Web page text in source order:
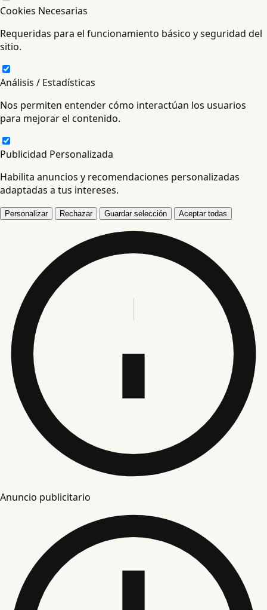
Cookies Necesarias
Requeridas para el funcionamiento básico y seguridad del
sitio.
Análisis / Estadísticas
Nos permiten entender cómo interactúan los usuarios
para mejorar el contenido.
Publicidad Personalizada
Habilita anuncios y recomendaciones personalizadas
adaptadas a tus intereses.
Personalizar Rechazar Guardar selección Aceptar todas
Anuncio publicitario